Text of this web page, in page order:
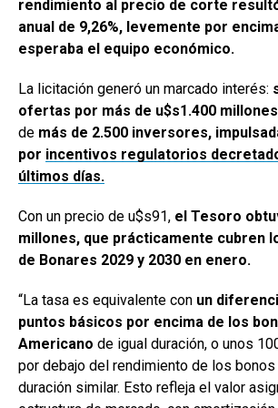
rendimiento al precio de corte
anual de 9,26%, levemente por
esperaba el equipo económico.
La licitación generó un marcado interés:
ofertas por más de u$s1.400 millones
de más de 2.500 inversores,
por incentivos regulatorios
últimos días.
Con un precio de u$s91, el Tesoro
millones, que prácticamente cubren
de Bonares 2029 y 2030 en enero.
“La tasa es equivalente con un
puntos básicos por encima de los
Americano de igual duración, o unos
por debajo del rendimiento de los
duración similar. Esto refleja el valor